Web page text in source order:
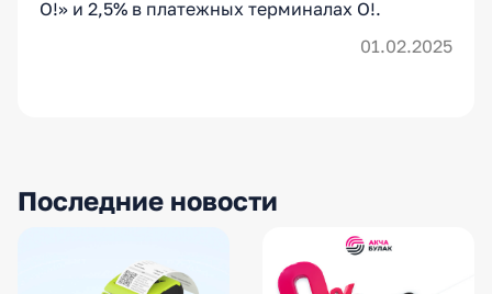
О!» и 2,5% в платежных терминалах О!.
01.02.2025
Последние новости